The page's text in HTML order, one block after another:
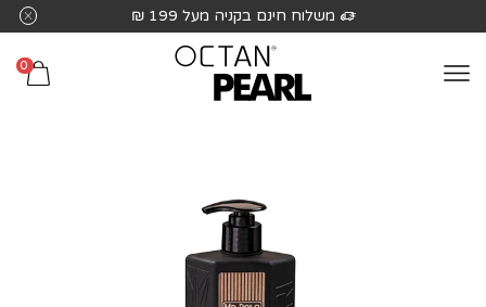
לֵב:
בְּאֲתָר
משלוח חינם בקניה מעל 199 ₪
0